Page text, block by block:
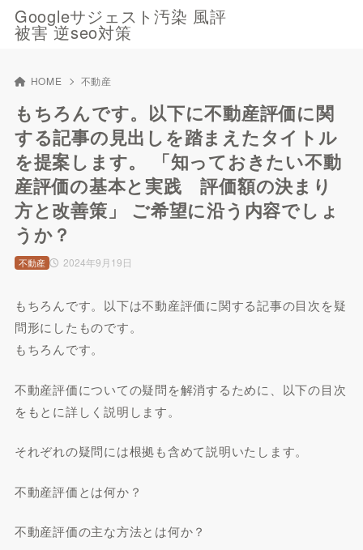
Googleサジェスト汚染 風評
被害 逆seo対策
HOME 不動産
もちろんです。以下に不動産評価に関
する記事の見出しを踏まえたタイトル
を提案します。 「知っておきたい不動
産評価の基本と実践 評価額の決まり
方と改善策」 ご希望に沿う内容でしょ
うか？
2024年9月19日
不動産
もちろんです。以下は不動産評価に関する記事の目次を疑
問形にしたものです。
もちろんです。
不動産評価についての疑問を解消するために、以下の目次
をもとに詳しく説明します。
それぞれの疑問には根拠も含めて説明いたします。
不動産評価とは何か？
不動産評価の主な方法とは何か？